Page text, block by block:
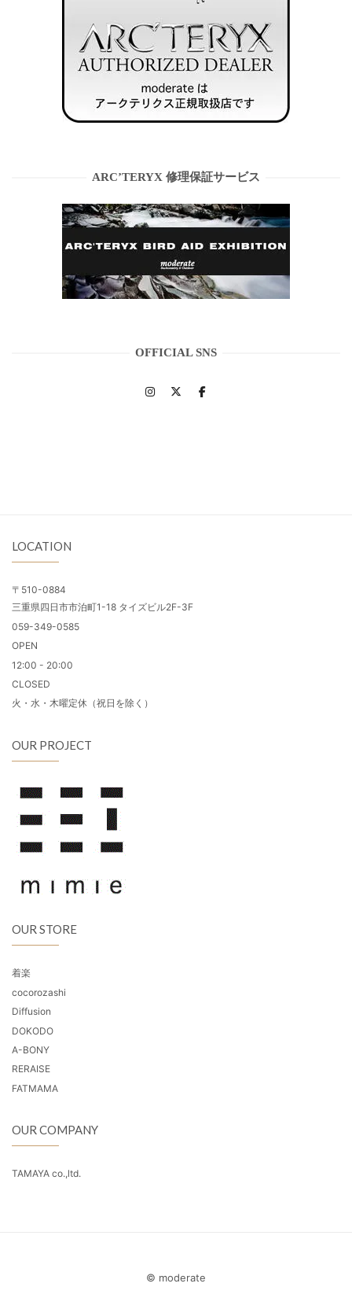
ARC’TERYX 修理保証サービス
OFFICIAL SNS
LOCATION
〒510-0884
三重県四日市市泊町1-18 タイズビル2F-3F
059-349-0585
OPEN
12:00 - 20:00
CLOSED
火・水・木曜定休（祝日を除く）
OUR PROJECT
OUR STORE
着楽
cocorozashi
Diffusion
DOKODO
A-BONY
RERAISE
FATMAMA
OUR COMPANY
TAMAYA co.,ltd.
© moderate